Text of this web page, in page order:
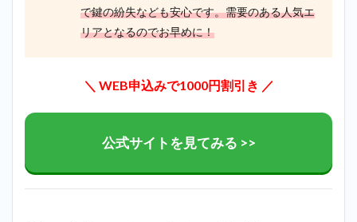
プラ
ス ＿
中目
10位：
ーゼッ
トサー
中目黒
で鍵の紛失なども安心です。需要のある人気エ
リアとなるのでお早めに！
＼ WEB申込みで1000円割引き ／
公式サイトを見てみる >>